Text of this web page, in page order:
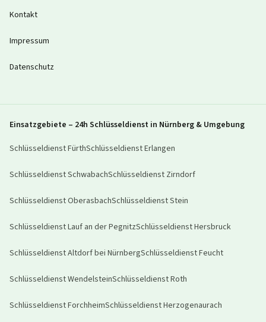
Kontakt
Impressum
Datenschutz
Einsatzgebiete – 24h Schlüsseldienst in Nürnberg & Umgebung
SchlüsseldienstFürthSchlüsseldienstErlangen
SchlüsseldienstSchwabachSchlüsseldienst Zirndorf
SchlüsseldienstOberasbachSchlüsseldienstStein
SchlüsseldienstLauf an der PegnitzSchlüsseldienstHersbruck
SchlüsseldienstAltdorf bei NürnbergSchlüsseldienstFeucht
SchlüsseldienstWendelsteinSchlüsseldienstRoth
SchlüsseldienstForchheimSchlüsseldienstHerzogenaurach